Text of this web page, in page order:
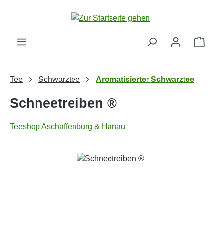
Zum Hauptinhalt springen
Tee Schwarztee Aromatisierter Schwarztee
Schneetreiben ®
Teeshop Aschaffenburg & Hanau
Bildergalerie überspringen